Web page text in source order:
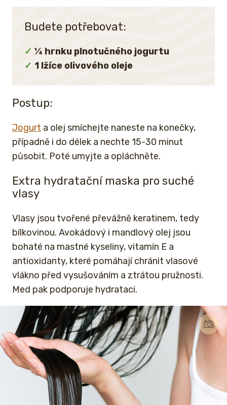
Budete potřebovat:
¼ hrnku plnotučného jogurtu
1 lžíce olivového oleje
Postup:
Jogurt a olej smíchejte naneste na konečky,
případně i do délek a nechte 15-30 minut
působit. Poté umyjte a opláchněte.
Extra hydratační maska pro suché
vlasy
Vlasy jsou tvořené převážně keratinem, tedy
bílkovinou. Avokádový i mandlový olej jsou
bohaté na mastné kyseliny, vitamín E a
antioxidanty, které pomáhají chránit vlasové
vlákno před vysušováním a ztrátou pružnosti.
Med pak podporuje hydrataci.